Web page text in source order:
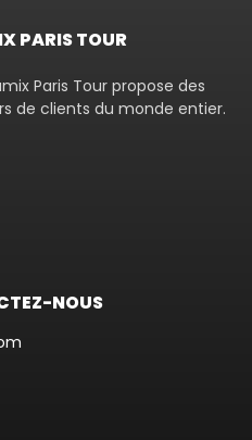
PARIS TOUR
Paris Tour propose des
de clients du monde entier.
NOUS